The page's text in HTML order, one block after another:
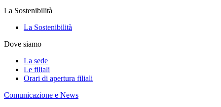
La Sostenibilità
La Sostenibilità
Dove siamo
La sede
Le filiali
Orari di apertura filiali
Comunicazione e News